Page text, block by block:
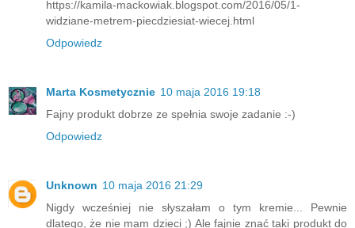
https://kamila-mackowiak.blogspot.com/2016/05/1-
widziane-metrem-piecdziesiat-wiecej.html
Odpowiedz
Marta Kosmetycznie 10 maja 2016 19:18
Fajny produkt dobrze ze spełnia swoje zadanie :-)
Odpowiedz
Unknown 10 maja 2016 21:29
Nigdy wcześniej nie słyszałam o tym kremie... Pewnie
dlatego, że nie mam dzieci ;) Ale fajnie znać taki produkt do